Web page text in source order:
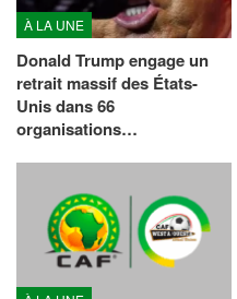
À LA UNE
Donald Trump engage un
retrait massif des États-
Unis dans 66
organisations…